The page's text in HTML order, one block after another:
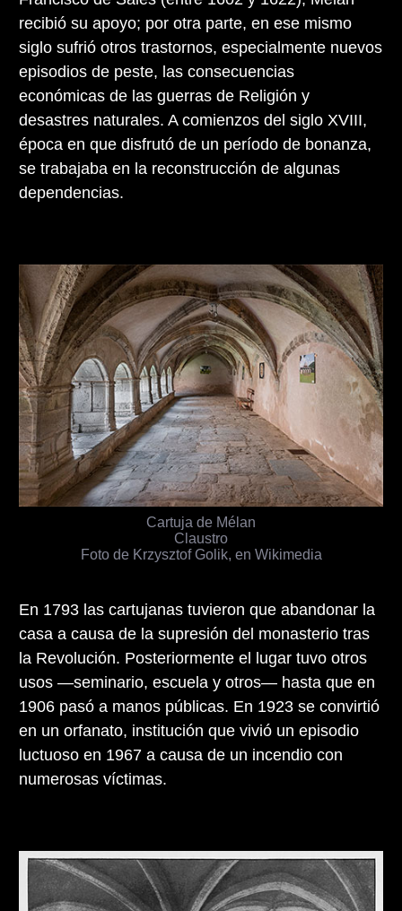
recibió su apoyo; por otra parte, en ese mismo
siglo sufrió otros trastornos, especialmente nuevos
episodios de peste, las consecuencias
económicas de las guerras de Religión y
desastres naturales. A comienzos del siglo XVIII,
época en que disfrutó de un período de bonanza,
se trabajaba en la reconstrucción de algunas
dependencias.
En 1793 las cartujanas tuvieron que abandonar la
casa a causa de la supresión del monasterio tras
la Revolución. Posteriormente el lugar tuvo otros
usos —seminario, escuela y otros— hasta que en
1906 pasó a manos públicas. En 1923 se convirtió
en un orfanato, institución que vivió un episodio
luctuoso en 1967 a causa de un incendio con
numerosas víctimas.
Cartuja de Mélan
Claustro
Foto de Krzysztof Golik, en Wikimedia